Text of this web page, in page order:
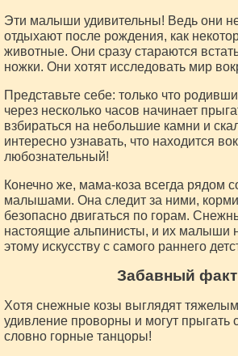
Эти малыши удивительны! Ведь они
отдыхают после рождения, как
животные. Они сразу стараются
ножки. Они хотят исследовать мир
Представьте себе: только что
через несколько часов начинает
взбираться на небольшие камни и
интересно узнавать, что находится
любознательный!
Конечно же, мама-коза всегда рядом
малышами. Она следит за ними,
безопасно двигаться по горам.
настоящие альпинисты, и их малыши
этому искусству с самого раннего
Забавный факт
Хотя снежные козы выглядят
удивление проворны и могут прыгать
словно горные танцоры!